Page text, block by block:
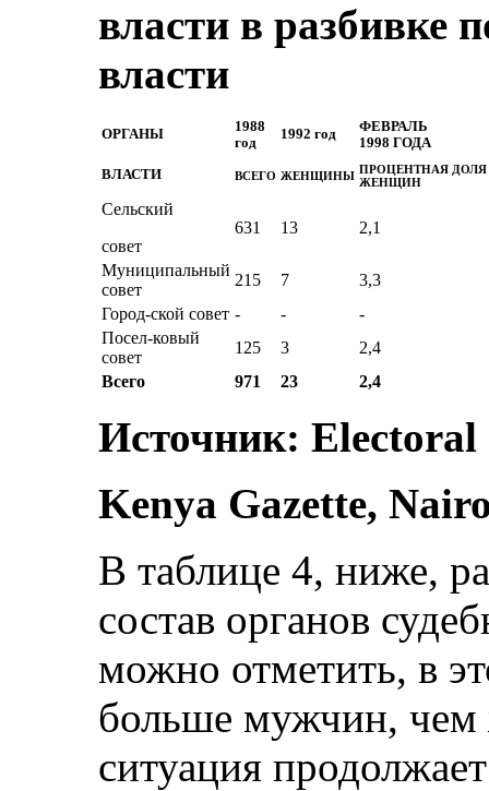
власти в разбивке
власти
ОРГАНЫ
1988
год
1992 год
ФЕВРАЛЬ
1998 ГОДА
ВЛАСТИ ВСЕГО ЖЕНЩИНЫ ПРОЦЕНТНАЯ ДОЛЯ
ЖЕНЩИН
Сельский
совет
631 13 2,1
Муниципальный
совет
215 7
3,3
Город-ской совет - -
-
Посел-ковый
совет
125 3
2,4
Всего
971 23 2,4
Источник: Electoral
Kenya Gazette,
В таблице 4, ниже,
состав органов
можно отметить, в
больше мужчин,
ситуация